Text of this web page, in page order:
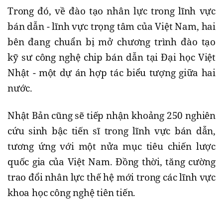
Trong đó, về đào tạo nhân lực trong lĩnh vực
bán dẫn - lĩnh vực trọng tâm của Việt Nam, hai
bên đang chuẩn bị mở chương trình đào tạo
kỹ sư công nghệ chip bán dẫn tại Đại học Việt
Nhật - một dự án hợp tác biểu tượng giữa hai
nước.
Nhật Bản cũng sẽ tiếp nhận khoảng 250 nghiên
cứu sinh bậc tiến sĩ trong lĩnh vực bán dẫn,
tương ứng với một nửa mục tiêu chiến lược
quốc gia của Việt Nam. Đồng thời, tăng cường
trao đổi nhân lực thế hệ mới trong các lĩnh vực
khoa học công nghệ tiên tiến.